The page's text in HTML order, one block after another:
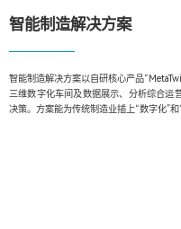
智能制造解决方案
智能制造解决方案以自研核心产品
三维数字化车间及数据展示、分析综合运
决策。方案能为传统制造业插上“数字化”